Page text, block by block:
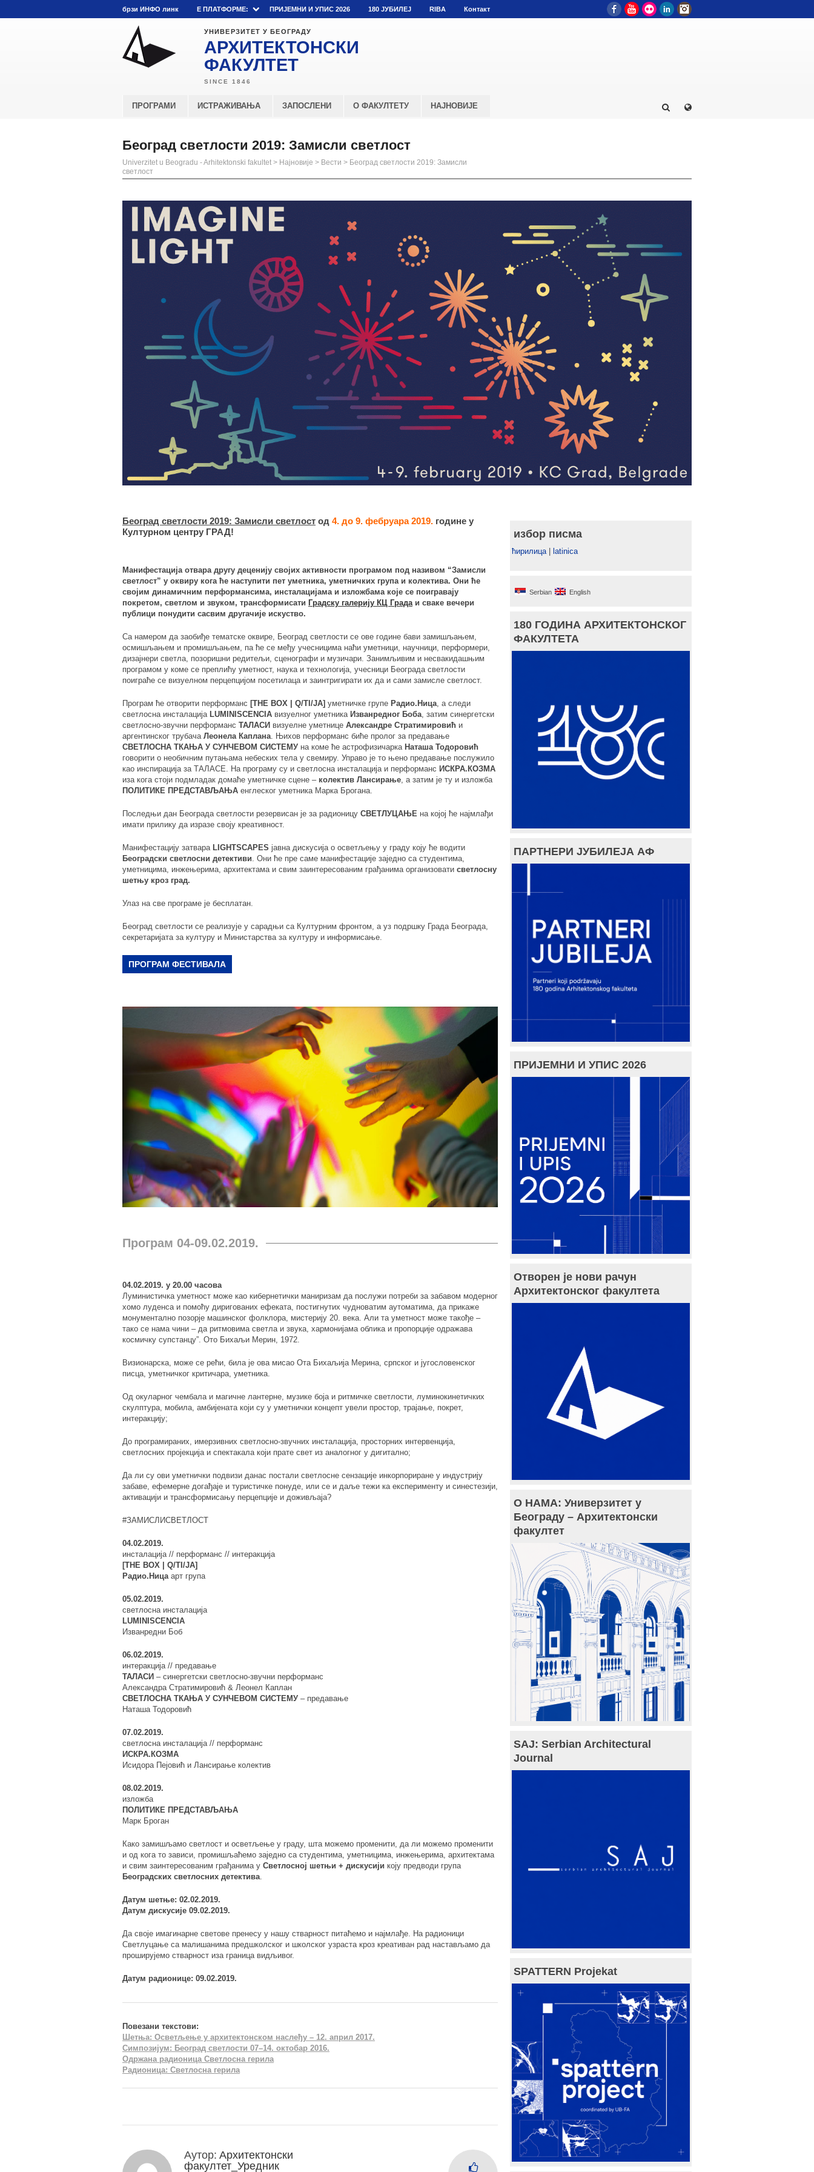
брзи ИНФО линк E ПЛАТФОРМЕ: ПРИЈЕМНИ И УПИС 2026 180 ЈУБИЛЕЈ RIBA Контакт FacebookYouTube
Flickr LinkedIn
УНИВЕРЗИТЕТ У БЕОГРАДУ
АРХИТЕКТОНСКИ
ФАКУЛТЕТ
ПРОГРАМИ ИСТРАЖИВАЊА ЗАПОСЛЕНИ О ФАКУЛТЕТУ НАЈНОВИЈЕ
Београд светлости 2019: Замисли светлост
Univerzitet u Beogradu - Arhitektonski fakultet > Најновије > Вести > Београд светлости 2019: Замисли
светлост
Београд светлости 2019: Замисли светлост од 4. до 9. фебруара 2019. године у
Културном центру ГРАД!
Манифестација отвара другу деценију својих активности програмом под називом “Замисли
светлост” у оквиру кога ће наступити пет уметника, уметничких група и колектива. Они ће
својим динамичним перформансима, инсталацијама и изложбама које се поигравају
покретом, светлом и звуком, трансформисати Градску галерију КЦ Градаи сваке вечери
публици понудити сасвим другачије искуство.
Са намером да заобиђе тематске оквире, Београд светлости се ове године бави замишљањем,
осмишљањем и промишљањем, па ће се међу учесницима наћи уметници, научници, перформери,
дизајнери светла, позоришни редитељи, сценографи и музичари. Занимљивим и несвакидашњим
програмом у коме се преплићу уметност, наука и технологија, учесници Београда светлости
поиграће се визуелном перцепцијом посетилаца и заинтригирати их да и сами замисле светлост.
Програм ће отворити перформанс [THE BOX | Q/TI/JA] уметничке групе Радио.Ница, а следи
светлосна инсталација LUMINISCENCIA визуелног уметника Изванредног Боба, затим синергетски
светлосно-звучни перформанс ТАЛАСИ визуелне уметнице Александре Стратимировић и
аргентинског трубача Леонела Каплана. Њихов перформанс биће пролог за предавање
СВЕТЛОСНА ТКАЊА У СУНЧЕВОМ СИСТЕМУ на коме ће астрофизичарка Наташа Тодоровић
говорити о необичним путањама небеских тела у свемиру. Управо је то њено предавање послужило
као инспирација за ТАЛАСЕ. На програму су и светлосна инсталација и перформанс ИСКРА.КОЗМА
иза кога стоји подмладак домаће уметничке сцене – колектив Лансирање, а затим је ту и изложба
ПОЛИТИКЕ ПРЕДСТАВЉАЊА енглеског уметника Марка Брогана.
Последњи дан Београда светлости резервисан је за радионицу СВЕТЛУЦАЊЕ на којој ће најмлађи
имати прилику да изразе своју креативност.
Манифестацију затвара LIGHTSCAPES јавна дискусија о осветљењу у граду коју ће водити
Београдски светлосни детективи. Они ће пре саме манифестације заједно са студентима,
уметницима, инжењерима, архитектама и свим заинтересованим грађанима организовати светлосну
шетњу кроз град.
Улаз на све програме је бесплатан.
Београд светлости се реализује у сарадњи са Културним фронтом, а уз подршку Града Београда,
секретаријата за културу и Министарства за културу и информисање.
ПРОГРАМ ФЕСТИВАЛА
Програм 04-09.02.2019.
04.02.2019. у 20.00 часова
Луминистичка уметност може као кибернетички маниризам да послужи потреби за забавом модерног
хомо луденса и помоћу диригованих ефеката, постигнутих чудноватим аутоматима, да прикаже
монументално позорје машинског фолклора, мистерију 20. века. Али та уметност може такође –
тако се нама чини – да ритмовима светла и звука, хармонијама облика и пропорције одражава
космичку супстанцу”. Ото Бихаљи Мерин, 1972.
Визионарска, може се рећи, била је ова мисао Ота Бихаљија Мерина, српског и југословенског
писца, уметничког критичара, уметника.
Од окуларног чембала и магичне лантерне, музике боја и ритмичке светлости, луминокинетичких
скулптура, мобила, амбијената који су у уметнички концепт увели простор, трајање, покрет,
интеракцију;
До програмираних, имерзивних светлосно-звучних инсталација, просторних интервенција,
светлосних пројекција и спектакала који прате свет из аналогног у дигитално;
Да ли су ови уметнички подвизи данас постали светлосне сензације инкорпориране у индустрију
забаве, ефемерне догађаје и туристичке понуде, или се и даље тежи ка експерименту и синестезији,
активацији и трансформисању перцепције и доживљаја?
#ЗАМИСЛИСВЕТЛОСТ
04.02.2019.
инсталација // перформанс // интеракција
[THE BOX | Q/TI/JA]
Радио.Ница арт група
05.02.2019.
светлосна инсталација
LUMINISCENCIA
Изванредни Боб
06.02.2019.
интеракција // предавање
ТАЛАСИ – синергетски светлосно-звучни перформанс
Александра Стратимировић & Леонел Каплан
СВЕТЛОСНА ТКАЊА У СУНЧЕВОМ СИСТЕМУ – предавање
Наташа Тодоровић
07.02.2019.
светлосна инсталација // перформанс
ИСКРА.КОЗМА
Исидора Пејовић и Лансирање колектив
08.02.2019.
изложба
ПОЛИТИКЕ ПРЕДСТАВЉАЊА
Марк Броган
Како замишљамо светлост и осветљење у граду, шта можемо променити, да ли можемо променити
и од кога то зависи, промишљаћемо заједно са студентима, уметницима, инжењерима, архитектама
и свим заинтересованим грађанима у Светлосној шетњи + дискусији коју предводи група
Београдских светлосних детектива
Датум шетње: 02.02.2019.
Датум дискусије 09.02.2019.
Да своје имагинарне светове пренесу у нашу стварност питаћемо и најмлађе. На радионици
Светлуцање са малишанима предшколског и школског узраста кроз креативан рад настављамо да
проширујемо стварност иза граница видљивог.
Датум радионице: 09.02.2019.
Повезани текстови:
Шетња: Осветљење у архитектонском наслеђу – 12. април 2017.
Симпозијум: Београд светлости 07–14. октобар 2016.
Одржана радионица Светлосна герила
Радионица: Светлосна герила
Аутор: Архитектонски
факултет_Уредник
избор писма
ћирилица| latinica
Serbian English
180 ГОДИНА АРХИТЕКТОНСКОГ
ФАКУЛТЕТА
ПАРТНЕРИ ЈУБИЛЕЈА АФ
ПРИЈЕМНИ И УПИС 2026
Отворен је нови рачун
Архитектонског факултета
О НАМА: Универзитет у
Београду – Архитектонски
факултет
SAJ: Serbian Architectural
Journal
SPATTERN Projekat